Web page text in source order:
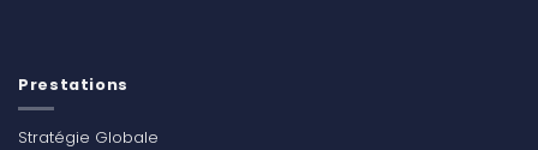
Prestations
Stratégie Globale